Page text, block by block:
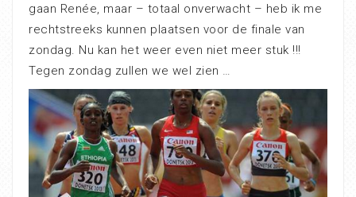
gaan Renée, maar – totaal onverwacht – heb ik me
rechtstreeks kunnen plaatsen voor de finale van
zondag. Nu kan het weer even niet meer stuk !!!
Tegen zondag zullen we wel zien …